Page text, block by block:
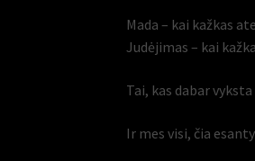
Mada – kai kažkas
Judėjimas – kai
Tai, kas dabar vyksta
Ir mes visi, čia